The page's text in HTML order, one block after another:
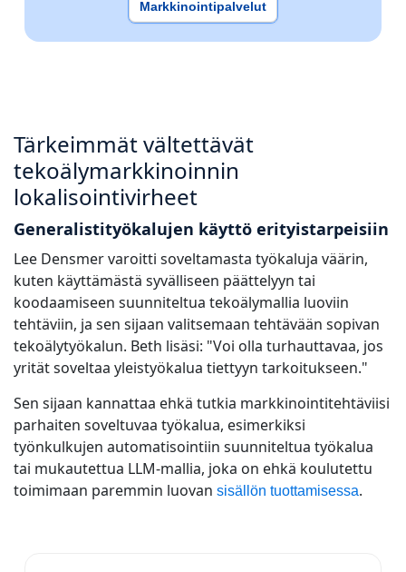
Markkinointipalvelut
Tärkeimmät vältettävät
tekoälymarkkinoinnin
lokalisointivirheet
Generalistityökalujen käyttö erityistarpeisiin
Lee Densmer varoitti soveltamasta työkaluja väärin,
kuten käyttämästä syvälliseen päättelyyn tai
koodaamiseen suunniteltua tekoälymallia luoviin
tehtäviin, ja sen sijaan valitsemaan tehtävään sopivan
tekoälytyökalun. Beth lisäsi: "Voi olla turhauttavaa, jos
yrität soveltaa yleistyökalua tiettyyn tarkoitukseen."
Sen sijaan kannattaa ehkä tutkia markkinointitehtäviisi
parhaiten soveltuvaa työkalua, esimerkiksi
työnkulkujen automatisointiin suunniteltua työkalua
tai mukautettua LLM-mallia, joka on ehkä koulutettu
toimimaan paremmin luovan sisällön tuottamisessa.